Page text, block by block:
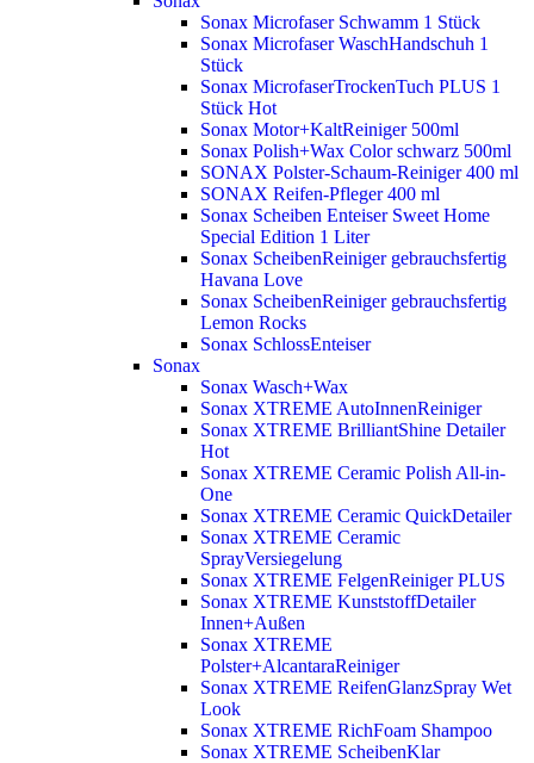
Sonax Microfaser Schwamm 1 Stück
Sonax Microfaser WaschHandschuh 1
Stück
Sonax MicrofaserTrockenTuch PLUS 1
Stück Hot
Sonax Motor+KaltReiniger 500ml
Sonax Polish+Wax Color schwarz 500ml
SONAX Polster-Schaum-Reiniger 400 ml
SONAX Reifen-Pfleger 400 ml
Sonax Scheiben Enteiser Sweet Home
Special Edition 1 Liter
Sonax ScheibenReiniger gebrauchsfertig
Havana Love
Sonax ScheibenReiniger gebrauchsfertig
Lemon Rocks
Sonax SchlossEnteiser
Sonax
Sonax Wasch+Wax
Sonax XTREME AutoInnenReiniger
Sonax XTREME BrilliantShine Detailer
Hot
Sonax XTREME Ceramic Polish All-in-
One
Sonax XTREME Ceramic QuickDetailer
Sonax XTREME Ceramic
SprayVersiegelung
Sonax XTREME FelgenReiniger PLUS
Sonax XTREME KunststoffDetailer
Innen+Außen
Sonax XTREME
Polster+AlcantaraReiniger
Sonax XTREME ReifenGlanzSpray Wet
Look
Sonax XTREME RichFoam Shampoo
Sonax XTREME ScheibenKlar